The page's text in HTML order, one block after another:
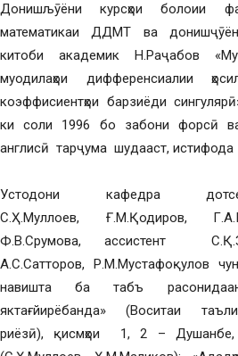
Донишљӯёни курсҳои болоии
математикаи ДДМТ ва
китоби академик Н.Раҷабов
муодилаҳои дифференсиалии
коэффисиентҳои барзиёди
ки соли 1996 бо забони форсӣ
англисӣ тарҷума шудааст,
Устодони кафедра
С.Ҳ.Муллоев, Ғ.М.Қодиров,
Ф.В.Срумова, ассистент
А.С.Сатторов, Р.М.Мустафоқулов
навишта ба табъ
яктағйирёбанда» (Воситаи
риёзӣ), қисмҳои 1, 2 –